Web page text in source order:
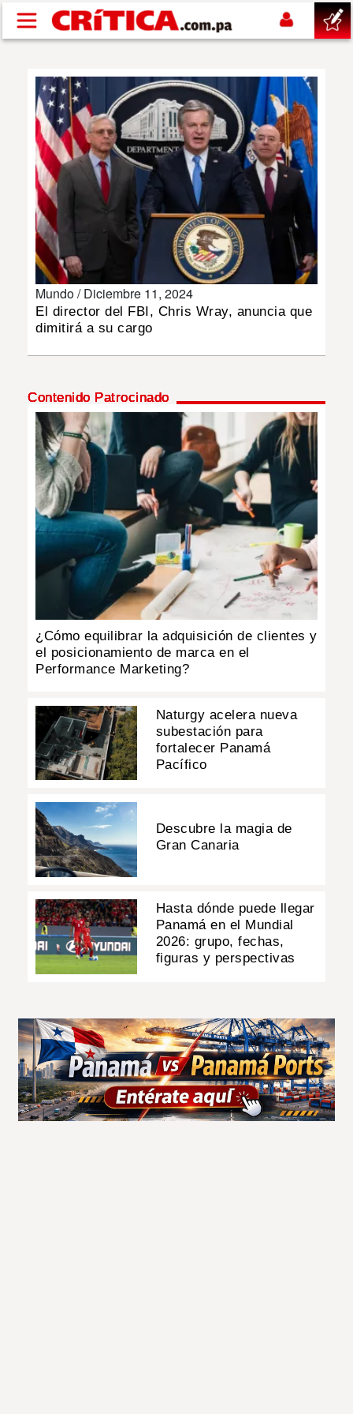
Pasar al contenido principal
SUCESOS
NACIONAL
POLÍTICA
DEPORTES
MULTIMEDIA
IMPRESO
Mundo /Diciembre 11, 2024
El director del FBI, Chris Wray, anuncia que
dimitirá a su cargo
Contenido Patrocinado
¿Cómo equilibrar la adquisición de clientes y
el posicionamiento de marca en el
Performance Marketing?
Naturgy acelera nueva
subestación para
fortalecer Panamá
Pacífico
Descubre la magia de
Gran Canaria
Hasta dónde puede llegar
Panamá en el Mundial
2026: grupo, fechas,
figuras y perspectivas